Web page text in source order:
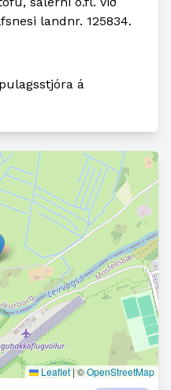
landnr. 125834.
á
Leaflet |©OpenStreetMap